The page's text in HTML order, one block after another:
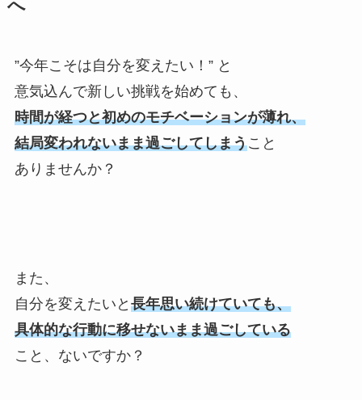
へ
”今年こそは自分を変えたい！” と
意気込んで新しい挑戦を始めても、
時間が経つと初めのモチベーションが薄れ、
結局変われないまま過ごしてしまうこと
ありませんか？
また、
自分を変えたいと 長年思い続けていても、
具体的な行動に移せないまま過ごしている
こと、ないですか？